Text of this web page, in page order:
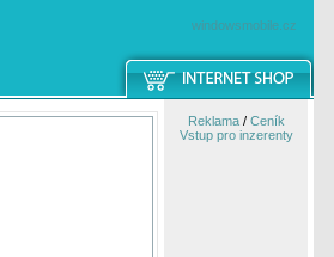
windowsmobile.cz
Reklama/ Ceník
Vstup pro inzerenty